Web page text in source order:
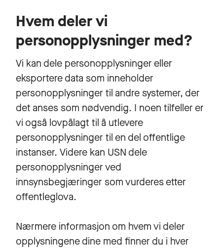
Hvem deler vi
personopplysninger med?
Vi kan dele personopplysninger eller
eksportere data som inneholder
personopplysninger til andre systemer, der
det anses som nødvendig. I noen tilfeller er
vi også lovpålagt til å utlevere
personopplysninger til en del offentlige
instanser. Videre kan USN dele
personopplysninger ved
innsynsbegjæringer som vurderes etter
offentleglova.
Nærmere informasjon om hvem vi deler
opplysningene dine med finner du i hver